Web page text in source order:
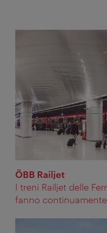
ÖBB Railjet
I treni Railjet delle
fanno continuamente